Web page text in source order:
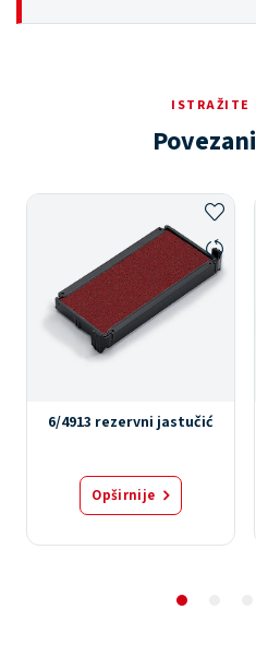
ISTRAŽITE
6/4913 rezervni jastučić
Opširnije